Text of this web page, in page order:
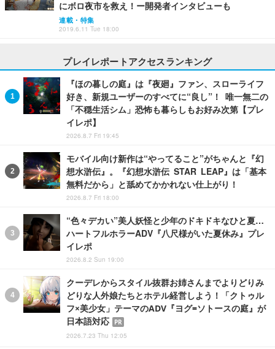
にボロ夜市を救え！ー開発者インタビューも
連載・特集
2019.6.11 Tue 18:00
プレイレポートアクセスランキング
『ほの暮しの庭』は『夜廻』ファン、スローライフ
好き、新規ユーザーのすべてに“良し”！ 唯一無二の
「不穏生活シム」恐怖も暮らしもお好み次第【プレ
イレポ】
2026.8.7 Fri 19:45
モバイル向け新作は“やってること”がちゃんと『幻
想水滸伝』。『幻想水滸伝 STAR LEAP』は「基本
無料だから」と舐めてかかれない仕上がり！
2026.8.7 Fri 18:00
“色々デカい”美人妖怪と少年のドキドキなひと夏…
ハートフルホラーADV『八尺様がいた夏休み』プレ
イレポ
2026.8.2 Sun 19:00
クーデレからスタイル抜群お姉さんまでよりどりみ
どりな人外娘たちとホテル経営しよう！「クトゥル
フ×美少女」テーマのADV『ヨグ=ソトースの庭』が
日本語対応
PR
2026.7.23 Thu 12:05